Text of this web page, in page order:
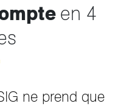
en 4
ne prend que